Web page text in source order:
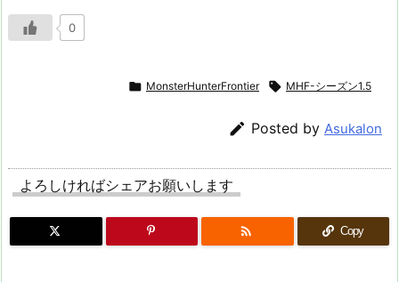
0
 MonsterHunterFrontier  MHF-シーズン1.5
 Posted by Asukalon
よろしければシェアお願いします
 Copy